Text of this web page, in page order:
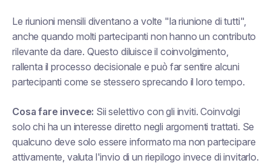
Le riunioni mensili diventano a volte "la riunione di tutti",
anche quando molti partecipanti non hanno un contributo
rilevante da dare. Questo diluisce il coinvolgimento,
rallenta il processo decisionale e può far sentire alcuni
partecipanti come se stessero sprecando il loro tempo.
Cosa fare invece: Sii selettivo con gli inviti. Coinvolgi
solo chi ha un interesse diretto negli argomenti trattati. Se
qualcuno deve solo essere informato ma non partecipare
attivamente, valuta l'invio di un riepilogo invece di invitarlo.